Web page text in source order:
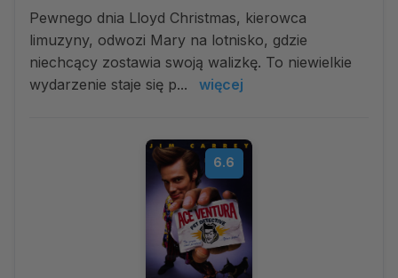
Pewnego dnia Lloyd Christmas, kierowca
limuzyny, odwozi Mary na lotnisko, gdzie
niechcący zostawia swoją walizkę. To niewielkie
wydarzenie staje się p...
więcej
6.6